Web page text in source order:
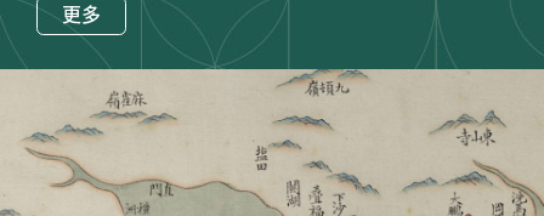
門
搜
古
活各個場合日漸得到普遍應用。
除了漢語之外，葡萄牙語亦為澳門的正式語文之一，在
行政和法律上仍有一定的應用空間。本地的土生葡人族
群也使用混合語，稱為「土生土語」，以葡萄牙語為基
礎，混雜馬來語、粵語、英語及其他拉丁語言的詞彙，
成為澳門獨有的本土語言。
更多